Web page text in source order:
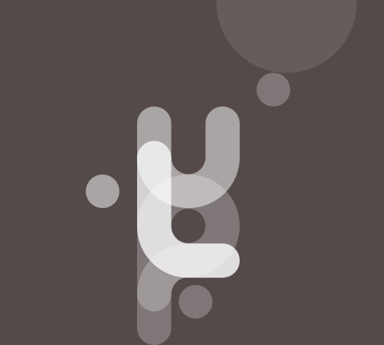
Single Page Mode
Goto Last Page
Turn on/off Sound